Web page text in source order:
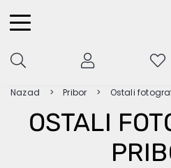
Nazad Pribor Ostali
OSTALI